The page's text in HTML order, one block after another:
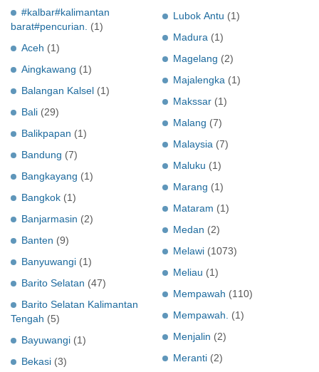
#kalbar#kalimantan
barat#pencurian.
(1)
Aceh (1)
Aingkawang (1)
Balangan Kalsel (1)
Bali (29)
Balikpapan (1)
Bandung (7)
Bangkayang (1)
Bangkok (1)
Banjarmasin (2)
Banten (9)
Banyuwangi (1)
Barito Selatan (47)
Barito Selatan Kalimantan
Tengah (5)
Bayuwangi (1)
Bekasi (3)
Lubok Antu (1)
Madura (1)
Magelang (2)
Majalengka (1)
Makssar (1)
Malang (7)
Malaysia (7)
Maluku (1)
Marang (1)
Mataram (1)
Medan (2)
Melawi (1073)
Meliau (1)
Mempawah (110)
Mempawah.
(1)
Menjalin (2)
Meranti (2)